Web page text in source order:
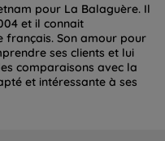
pour La Balaguère. Il
et il connait
français. Son amour pour
ses clients et lui
comparaisons avec la
et intéressante à ses